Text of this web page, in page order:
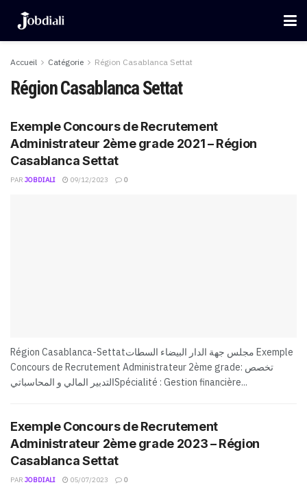
Accueil Catégorie Région Casablanca Settat
Région Casablanca Settat
Exemple Concours de Recrutement
Administrateur 2ème grade 2021 – Région
Casablanca Settat
PAR JOBDIALI 09/12/2023 0
Région Casablanca-Settatمجلس جهة الدار البيضاء السطات Exemple
Concours de Recrutement Administrateur 2ème gradeتخصص :
التدبير المالي و المحاسباتيSpécialité : Gestion financière...
Exemple Concours de Recrutement
Administrateur 2ème grade 2023 – Région
Casablanca Settat
PAR JOBDIALI 05/07/2023 0